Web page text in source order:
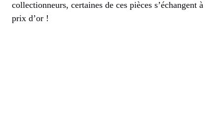
collectionneurs, certaines de ces pièces s’échangent à
prix d’or !